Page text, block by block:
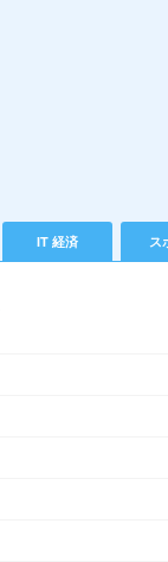
IT 経済 ス